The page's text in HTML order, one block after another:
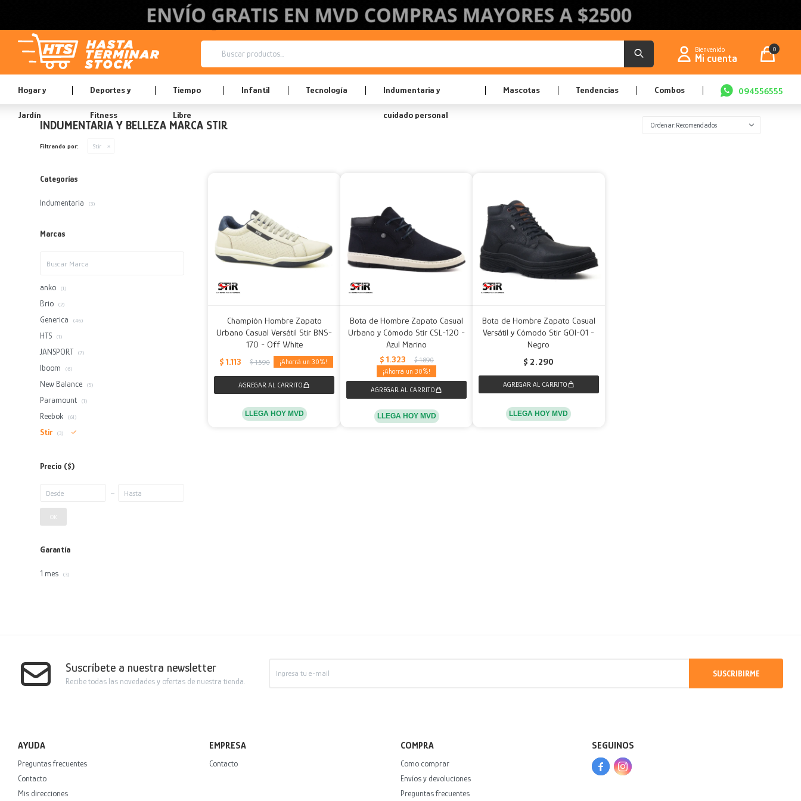
Hogar y
Jardín
Deportes y
Fitness
Tiempo
Libre
Infantil Tecnología Indumentaria y
cuidado personal
Mascotas Tendencias Combos 094556555
0
INDUMENTARIA Y BELLEZA MARCA STIR Recomendados
Filtrando por: Stir
Champión Hombre Zapato
Urbano Casual Versátil Stir BNS-
170 - Off White
$ 1.113 $ 1.590 30
LLEGA HOY MVD
Bota de Hombre Zapato Casual
Urbano y Cómodo Stir CSL-120 -
Azul Marino
$ 1.323 $ 1.890
30
LLEGA HOY MVD
Bota de Hombre Zapato Casual
Versátil y Cómodo Stir GOI-01 -
Negro
$ 2.290
LLEGA HOY MVD
Categorías
Indumentaria (3)
Marcas
anko (1)
Brio (2)
Generica (46)
HTS (1)
JANSPORT (7)
lboom (6)
New Balance (5)
Paramount (1)
Reebok (61)
Stir (3)
Precio ($)
Garantía
1 mes (3)
Suscríbete a nuestra newsletter
Recibe todas las novedades y ofertas de nuestra tienda.
SUSCRIBIRME
AYUDA
Preguntas frecuentes
Contacto
Mis direcciones
EMPRESA
Contacto
COMPRA
Como comprar
Envíos y devoluciones
Preguntas frecuentes
SEGUINOS
 